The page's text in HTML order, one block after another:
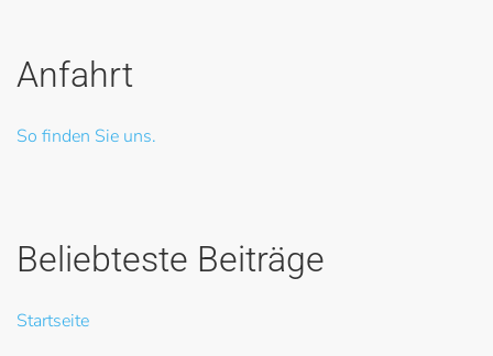
Anfahrt
So finden Sie uns.
Beliebteste Beiträge
Startseite